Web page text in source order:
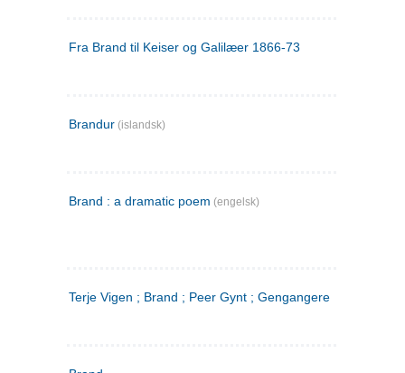
Fra Brand til Keiser og Galilæer 1866-73
Brandur (islandsk)
Brand : a dramatic poem (engelsk)
Terje Vigen ; Brand ; Peer Gynt ; Gengangere